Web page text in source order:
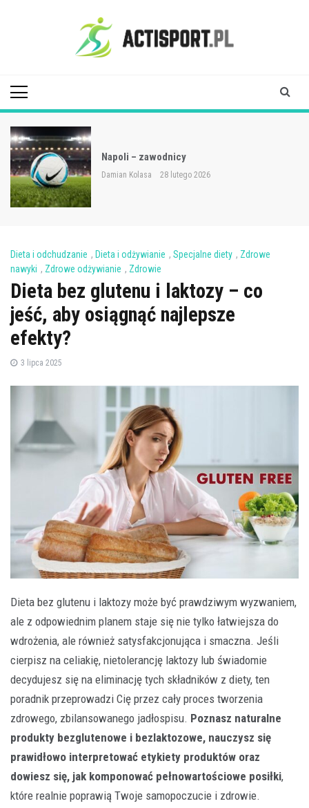
Napoli – zawodnicy
Damian Kolasa 28 lutego 2026
Dieta i odchudzanie , Dieta i odżywianie , Specjalne diety , Zdrowe
nawyki , Zdrowe odżywianie , Zdrowie
Dieta bez glutenu i laktozy – co
jeść, aby osiągnąć najlepsze
efekty?
3 lipca 2025
Dieta bez glutenu i laktozy może być prawdziwym wyzwaniem,
ale z odpowiednim planem staje się nie tylko łatwiejsza do
wdrożenia, ale również satysfakcjonująca i smaczna. Jeśli
cierpisz na celiakię, nietolerancję laktozy lub świadomie
decydujesz się na eliminację tych składników z diety, ten
poradnik przeprowadzi Cię przez cały proces tworzenia
zdrowego, zbilansowanego jadłospisu. Poznasz naturalne
produkty bezglutenowe i bezlaktozowe, nauczysz się
prawidłowo interpretować etykiety produktów oraz
dowiesz się, jak komponować pełnowartościowe posiłki,
które realnie poprawią Twoje samopoczucie i zdrowie.